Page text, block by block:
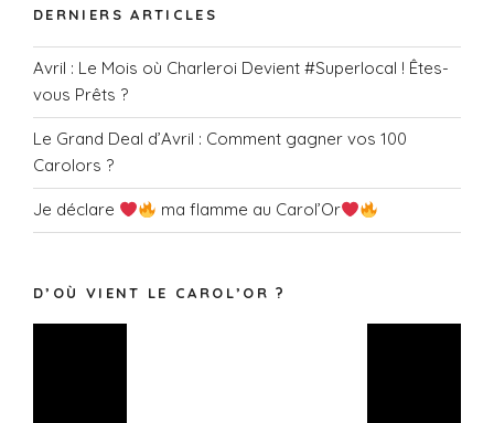
DERNIERS ARTICLES
Avril : Le Mois où Charleroi Devient #Superlocal ! Êtes-
vous Prêts ?
Le Grand Deal d’Avril : Comment gagner vos 100
Carolors ?
Je déclare ma flamme au Carol’Or
D’OÙ VIENT LE CAROL’OR ?